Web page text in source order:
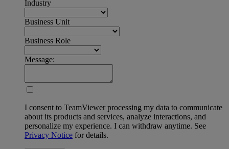
Industry
Business Unit
Business Role
Message:
I consent to TeamViewer processing my data to communicate
about its products and services, analyze interactions, and
personalize my experience. I can withdraw anytime. See
Privacy Notice for details.